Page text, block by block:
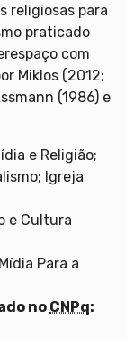
religiosas para
praticado
com
Miklos (2012;
(1986) e
e Religião;
Igreja
e Cultura
Para a
no CNPq: